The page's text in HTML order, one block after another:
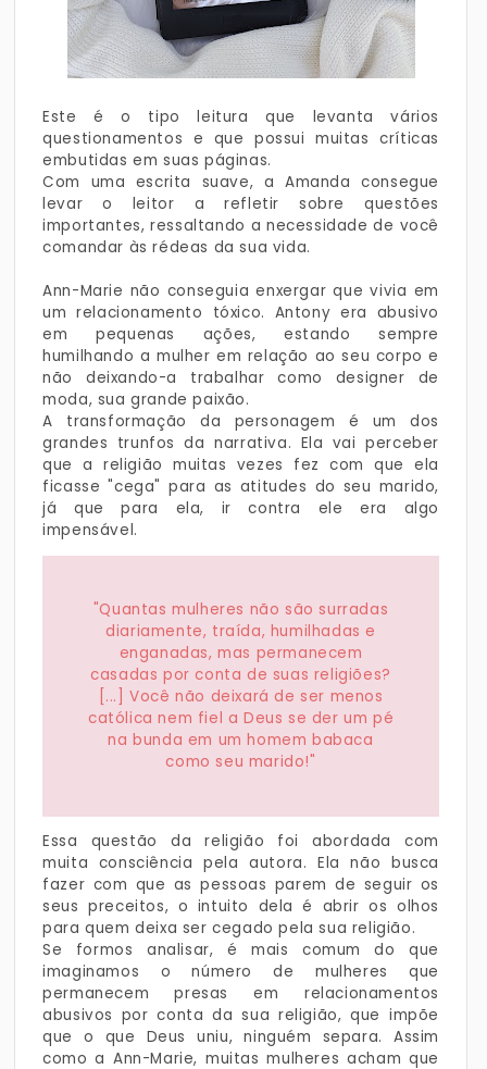
Este é o tipo leitura que levanta vários
questionamentos e que possui muitas críticas
embutidas em suas páginas.
Com uma escrita suave, a Amanda consegue
levar o leitor a refletir sobre questões
importantes, ressaltando a necessidade de você
comandar às rédeas da sua vida.
Ann-Marie não conseguia enxergar que vivia em
um relacionamento tóxico. Antony era abusivo
em pequenas ações, estando sempre
humilhando a mulher em relação ao seu corpo e
não deixando-a trabalhar como designer de
moda, sua grande paixão.
A transformação da personagem é um dos
grandes trunfos da narrativa. Ela vai perceber
que a religião muitas vezes fez com que ela
ficasse "cega" para as atitudes do seu marido,
já que para ela, ir contra ele era algo
impensável.
"Quantas mulheres não são surradas
diariamente, traída, humilhadas e
enganadas, mas permanecem
casadas por conta de suas religiões?
[...] Você não deixará de ser menos
católica nem fiel a Deus se der um pé
na bunda em um homem babaca
como seu marido!"
Essa questão da religião foi abordada com
muita consciência pela autora. Ela não busca
fazer com que as pessoas parem de seguir os
seus preceitos, o intuito dela é abrir os olhos
para quem deixa ser cegado pela sua religião.
Se formos analisar, é mais comum do que
imaginamos o número de mulheres que
permanecem presas em relacionamentos
abusivos por conta da sua religião, que impõe
que o que Deus uniu, ninguém separa. Assim
como a Ann-Marie, muitas mulheres acham que